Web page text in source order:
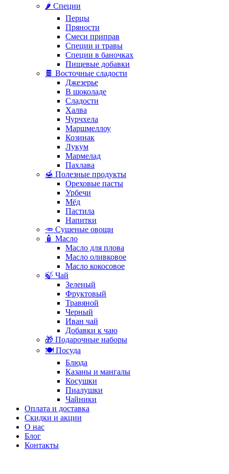
🌶️ Специи
Перцы
Пряности
Смеси приправ
Специи и травы
Специи в баночках
Пищевые добавки
🍫 Восточные сладости
Джезерье
В шоколаде
Сладости
Халва
Чурчхела
Маршмеллоу
Козинак
Лукум
Мармелад
Пахлава
🍯 Полезные продукты
Ореховые пасты
Урбечи
Мёд
Пастила
Напитки
🥕 Сушеные овощи
🧴 Масло
Масло для плова
Масло оливковое
Масло кокосовое
🍃 Чай
Зеленый
Фруктовый
Травяной
Черный
Иван чай
Добавки к чаю
🎁 Подарочные наборы
🍽️ Посуда
Блюда
Казаны и мангалы
Косушки
Пиалушки
Чайники
Оплата и доставка
Скидки и акции
О нас
Блог
Контакты